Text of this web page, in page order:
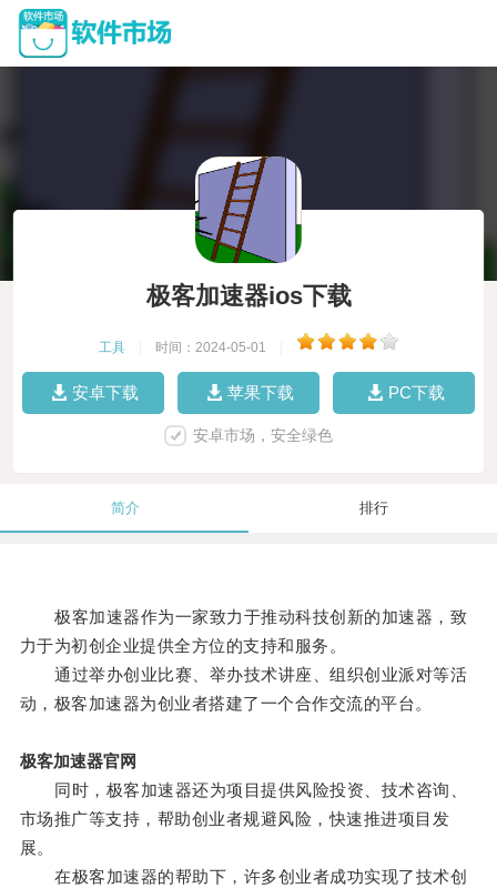
极客加速器ios下载
工具 时间：2024-05-01
安卓下载 苹果下载 PC下载
安卓市场，安全绿色
简介 排行
极客加速器作为一家致力于推动科技创新的加速器，致
力于为初创企业提供全方位的支持和服务。
通过举办创业比赛、举办技术讲座、组织创业派对等活
动，极客加速器为创业者搭建了一个合作交流的平台。
极客加速器官网
同时，极客加速器还为项目提供风险投资、技术咨询、
市场推广等支持，帮助创业者规避风险，快速推进项目发
展。
在极客加速器的帮助下，许多创业者成功实现了技术创